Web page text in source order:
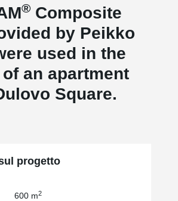
® Composite
by Peikko
used in the
an apartment
Square.
progetto
600 m2